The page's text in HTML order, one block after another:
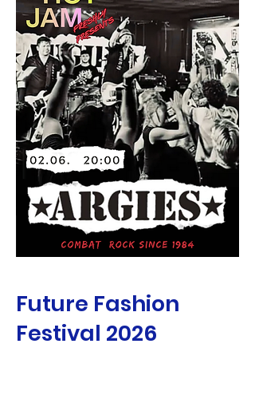
Future Fashion
Festival 2026